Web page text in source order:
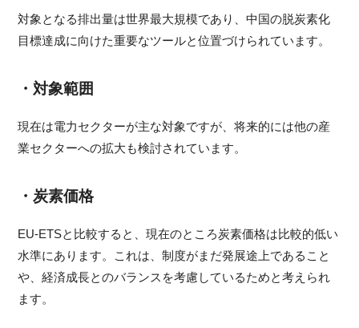
対象となる排出量は世界最大規模であり、中国の脱炭素化
目標達成に向けた重要なツールと位置づけられています。
・対象範囲
現在は電力セクターが主な対象ですが、将来的には他の産
業セクターへの拡大も検討されています。
・炭素価格
EU-ETSと比較すると、現在のところ炭素価格は比較的低い
水準にあります。これは、制度がまだ発展途上であること
や、経済成長とのバランスを考慮しているためと考えられ
ます。